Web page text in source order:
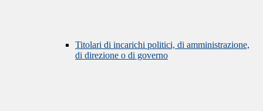
Titolari di incarichi politici, di amministrazione,
di direzione o di governo